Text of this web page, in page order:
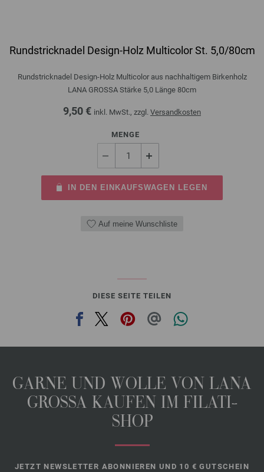
Rundstricknadel Design-Holz Multicolor St. 5,0/80cm
Rundstricknadel Design-Holz Multicolor aus nachhaltigem Birkenholz
LANA GROSSA Stärke 5,0 Länge 80cm
9,50 € inkl. MwSt., zzgl. Versandkosten
MENGE
IN DEN EINKAUFSWAGEN LEGEN
Auf meine Wunschliste
DIESE SEITE TEILEN
GARNE UND WOLLE VON LANA
GROSSA KAUFEN IM FILATI-
SHOP
JETZT NEWSLETTER ABONNIEREN UND 10 € GUTSCHEIN